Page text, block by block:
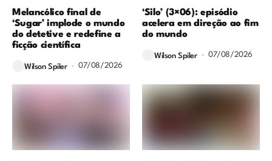
Melancólico final de
‘Sugar’ implode o mundo
do detetive e redefine a
ficção científica
Wilson Spiler 07/08/2026
‘Silo’ (3×06): episódio
acelera em direção ao fim
do mundo
Wilson Spiler 07/08/2026